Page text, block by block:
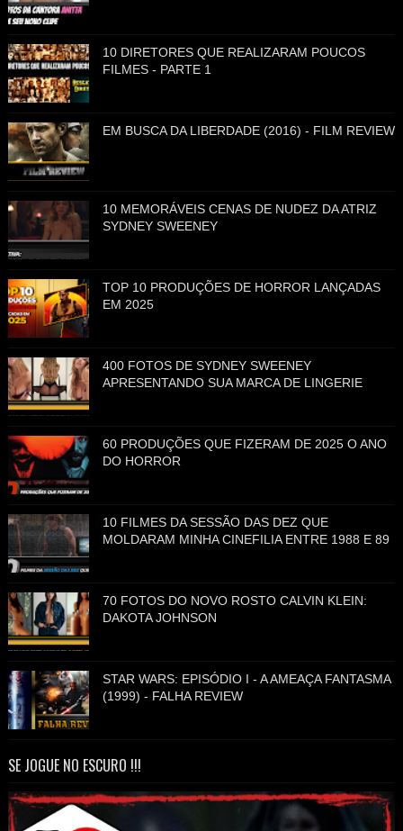
10 DIRETORES QUE REALIZARAM POUCOS
FILMES - PARTE 1
EM BUSCA DA LIBERDADE (2016) - FILM REVIEW
10 MEMORÁVEIS CENAS DE NUDEZ DA ATRIZ
SYDNEY SWEENEY
TOP 10 PRODUÇÕES DE HORROR LANÇADAS
EM 2025
400 FOTOS DE SYDNEY SWEENEY
APRESENTANDO SUA MARCA DE LINGERIE
60 PRODUÇÕES QUE FIZERAM DE 2025 O ANO
DO HORROR
10 FILMES DA SESSÃO DAS DEZ QUE
MOLDARAM MINHA CINEFILIA ENTRE 1988 E 89
70 FOTOS DO NOVO ROSTO CALVIN KLEIN:
DAKOTA JOHNSON
STAR WARS: EPISÓDIO I - A AMEAÇA FANTASMA
(1999) - FALHA REVIEW
SE JOGUE NO ESCURO !!!